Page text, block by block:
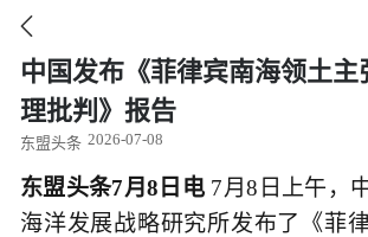

中国发布《菲律宾南海领土主
理批判》报告
东盟头条 2026-07-08
东盟头条7月8日电 7月8日上午，
海洋发展战略研究所发布了《菲